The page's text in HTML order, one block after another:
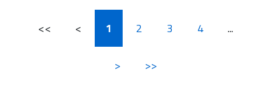
<< < 1 2 3 4 ...
> >>